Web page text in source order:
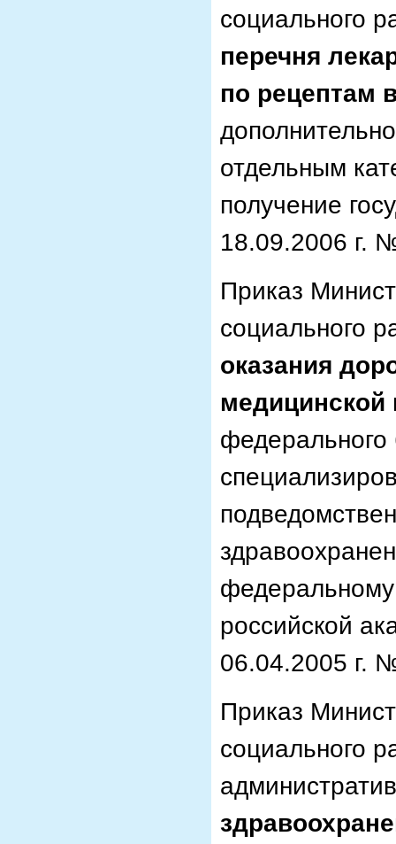
социального
перечня
по рецептам
отдельным
получение
18.09.2006 г.
Приказ
социального
оказания
федеральному
российской
06.04.2005 г.
Приказ
социального